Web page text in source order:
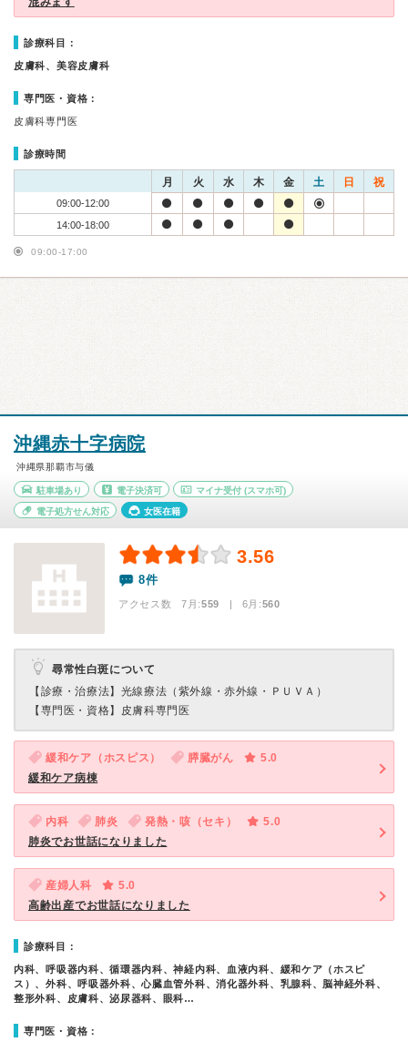
診療科目：
皮膚科、美容皮膚科
専門医・資格：
皮膚科専門医
診療時間
月 火 水 木 金 土 日 祝
09:00-12:00
14:00-18:00
09:00-17:00
沖縄赤十字病院
沖縄県那覇市与儀
駐車場あり 電子決済可 マイナ受付 (スマホ可)
電子処方せん対応 女医在籍
3.56
8件
アクセス数 7月:559 | 6月:560
尋常性白斑について
【診療・治療法】 光線療法（紫外線・赤外線・ＰＵＶＡ）
【専門医・資格】 皮膚科専門医
緩和ケア（ホスピス） 膵臓がん
5.0
緩和ケア病棟
内科 肺炎 発熱・咳（セキ）
5.0
肺炎でお世話になりました
産婦人科
5.0
高齢出産でお世話になりました
診療科目：
内科、呼吸器内科、循環器内科、神経内科、血液内科、緩和ケア（ホスピ
ス）、外科、呼吸器外科、心臓血管外科、消化器外科、乳腺科、脳神経外科、
整形外科、皮膚科、泌尿器科、眼科…
専門医・資格：